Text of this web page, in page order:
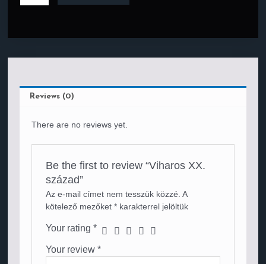
Reviews (0)
There are no reviews yet.
Be the first to review “Viharos XX.
század”
Az e-mail címet nem tesszük közzé. A
kötelező mezőket* karakterrel jelöltük
Your rating*
Your review*